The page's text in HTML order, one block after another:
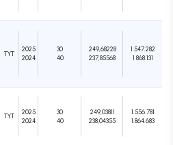
TYT
2025
2024
30
40
249,68228
237,85568
1.547.282
1.868.131
TYT
2025
2024
30
40
249,03811
238,04355
1.556.781
1.864.683